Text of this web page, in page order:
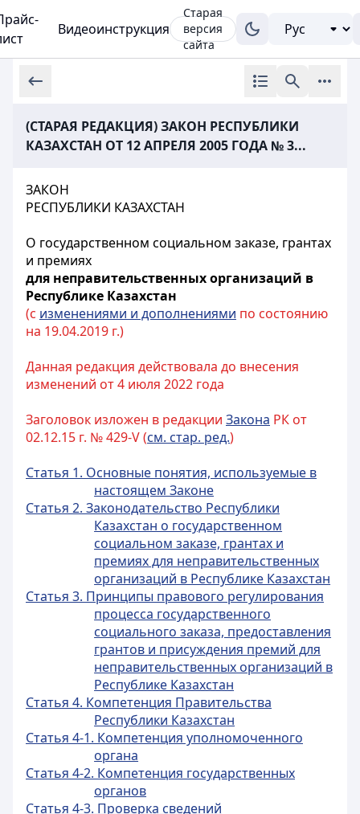
Видеоинструкция
Старая
версия
сайта
(СТАРАЯ РЕДАКЦИЯ) ЗАКОН РЕСПУБЛИКИ
КАЗАХСТАН ОТ 12 АПРЕЛЯ 2005 ГОДА № 3...
ЗАКОН
РЕСПУБЛИКИ КАЗАХСТАН
О государственном социальном заказе, грантах
и премиях
для неправительственных организаций в
Республике Казахстан
(с изменениями и дополнениями по состоянию
на 19.04.2019 г.)
Данная редакция действовала до внесения
изменений от 4 июля 2022 года
Заголовок изложен в редакции Закона РК от
02.12.15 г. № 429-V (см. стар. ред.)
Статья 1. Основные понятия, используемые в
настоящем Законе
Статья 2. Законодательство Республики
Казахстан о государственном
социальном заказе, грантах и
премиях для неправительственных
организаций в Республике Казахстан
Статья 3. Принципы правового регулирования
процесса государственного
социального заказа, предоставления
грантов и присуждения премий для
неправительственных организаций в
Республике Казахстан
Статья 4. Компетенция Правительства
Республики Казахстан
Статья 4-1. Компетенция уполномоченного
органа
Статья 4-2. Компетенция государственных
органов
Статья 4-3. Проверка сведений